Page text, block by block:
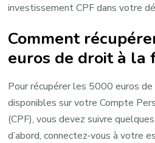
investissement CPF dans votre
Comment
euros de droit à la
Pour récupérer les 5000 euros
disponibles sur votre Compte
(CPF), vous devez suivre
d’abord, connectez-vous à votre